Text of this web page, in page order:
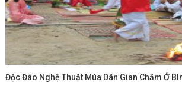
Độc Đáo Nghệ Thuật Múa Dân Gian Chăm Ở